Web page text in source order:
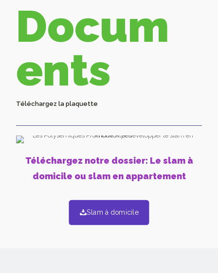
Docum
ents
Téléchargez la plaquette
Téléchargez notre dossier: Le slam à
domicile ou slam en appartement
Slam à domicile